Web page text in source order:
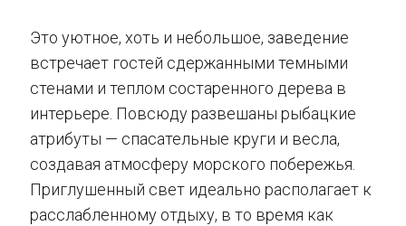
Это уютное, хоть и небольшое, заведение
встречает гостей сдержанными темными
стенами и теплом состаренного дерева в
интерьере. Повсюду развешаны рыбацкие
атрибуты — спасательные круги и весла,
создавая атмосферу морского побережья.
Приглушенный свет идеально располагает к
расслабленному отдыху, в то время как